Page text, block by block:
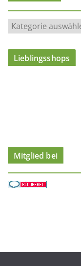
a
t
Lieblingsshops
Mitglied bei